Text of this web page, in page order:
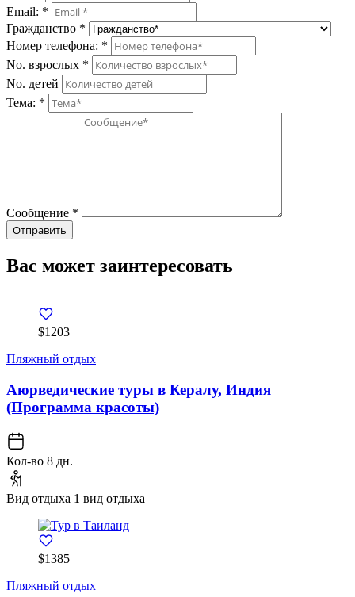
Email: *
Гражданство *
Номер телефона: *
No. взрослых *
No. детей
Тема: *
Сообщение *
Вас может заинтересовать
$1203
Пляжный отдых
Аюрведические туры в Кералу, Индия
(Программа красоты)
Кол-во 8 дн.
Вид отдыха 1 вид отдыха
$1385
Пляжный отдых